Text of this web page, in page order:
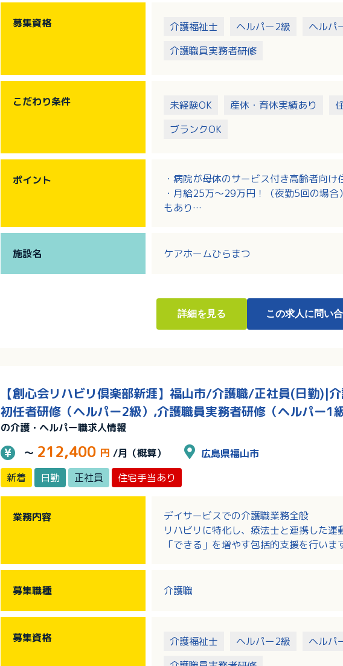
募集資格 介護福祉士 ヘルパー2級 ヘルパ
介護職員実務者研修
こだわり条件 未経験OK 産休・育休実績あり
ブランクOK
ポイント
・病院が母体のサービス付き高齢者向け
・月給25万～29万円！（夜勤5回の場
もあり
施設名
ケアホームひらまつ
詳細を見る この求人に問い
【創心会リハビリ倶楽部新涯】福山市/介護職/正社員(日勤)|
初任者研修（ヘルパー2級）,介護職員実務者研修（ヘルパー1
の介護・ヘルパー職求人情報
～ 212,400 円 /月（概算）
広島県福山市
新着
日勤 正社員 住宅手当あり
業務内容
デイサービスでの介護職業務全般
リハビリに特化し、療法士と連携した
「できる」を増やす包括的支援を行いま
・自立支援：集団体操・脳トレの実施、
援します。
募集職種 介護職
募集資格 介護福祉士 ヘルパー2級 ヘルパ